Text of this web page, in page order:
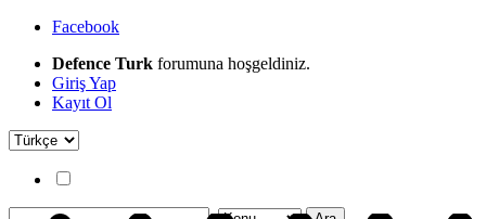
Facebook
Defence Turk forumuna hoşgeldiniz.
Giriş Yap
Kayıt Ol